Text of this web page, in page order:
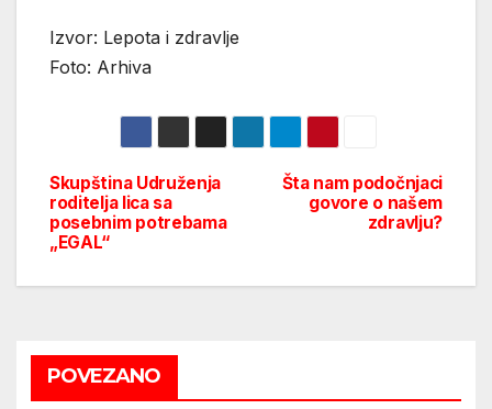
Izvor: Lepota i zdravlje
Foto: Arhiva
Post
navigation
Šta nam podočnjaci
govore o našem
zdravlju?
Skupština Udruženja
roditelja lica sa
posebnim potrebama
„EGAL“
POVEZANO